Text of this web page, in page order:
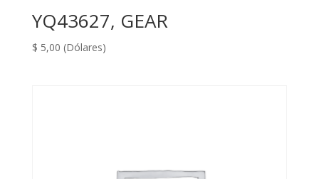
YQ43627, GEAR
$ 5,00 (Dólares)